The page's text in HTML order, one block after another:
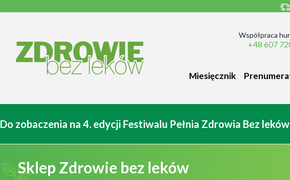
Współpraca
+48 607
Miesięcznik
Do zobaczenia na 4. edycji Festiwalu Pełnia Zdrowia Bez
Sklep Zdrowie bez leków